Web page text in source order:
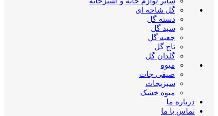
گل شاخه ای
دسته گل
سبد گل
جعبه گل
تاج گل
گلدان گل
میوه
صیفی جات
سبزیجات
میوه خشک
درباره ما
تماس با ما